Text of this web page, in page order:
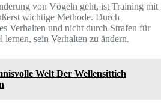
von Vögeln geht, ist Training mit
wichtige Methode. Durch
Verhalten und nicht durch Strafen für
sein Verhalten zu ändern.
Welt Der Wellensittich